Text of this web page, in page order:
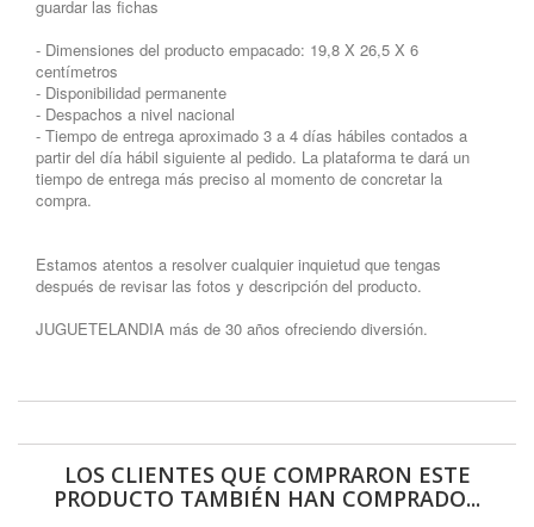
guardar las fichas
- Dimensiones del producto empacado: 19,8 X 26,5 X 6
centímetros
- Disponibilidad permanente
- Despachos a nivel nacional
- Tiempo de entrega aproximado 3 a 4 días hábiles contados a
partir del día hábil siguiente al pedido. La plataforma te dará un
tiempo de entrega más preciso al momento de concretar la
compra.
Estamos atentos a resolver cualquier inquietud que tengas
después de revisar las fotos y descripción del producto.
JUGUETELANDIA más de 30 años ofreciendo diversión.
LOS CLIENTES QUE COMPRARON ESTE
PRODUCTO TAMBIÉN HAN COMPRADO...